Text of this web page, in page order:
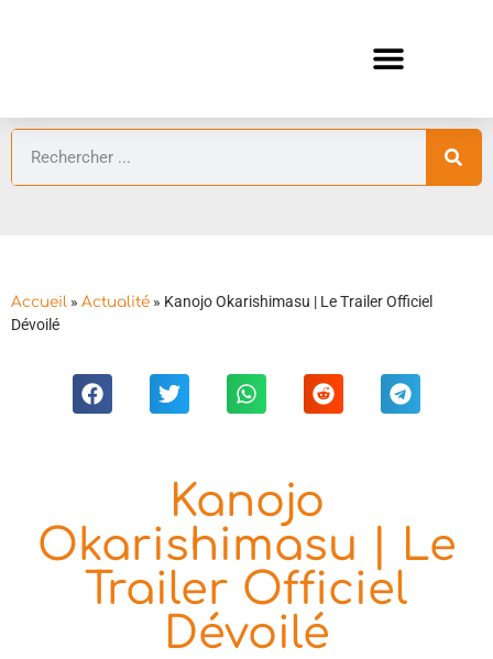
Accueil » Actualité » Kanojo Okarishimasu | Le Trailer Officiel
Dévoilé
Kanojo
Okarishimasu | Le
Trailer Officiel
Dévoilé